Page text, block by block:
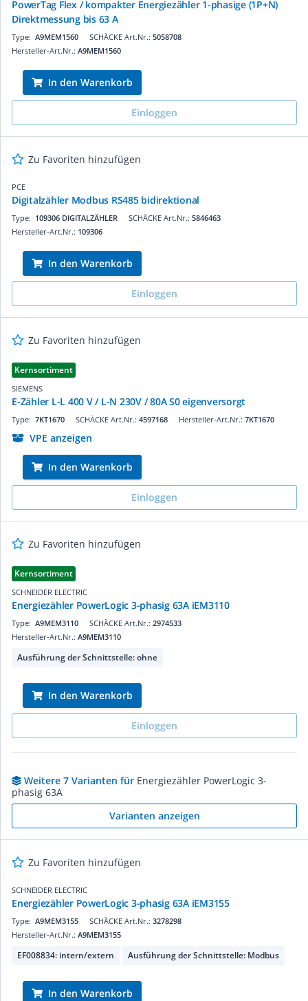
PowerTag Flex / kompakter Energiezähler 1-phasige (1P+N)
Direktmessung bis 63 A
SCHÄCKE Art.Nr.: 5058708
Type: A9MEM1560
Hersteller-Art.Nr.: A9MEM1560
In den Warenkorb
Einloggen
Zu Favoriten hinzufügen
PCE
Digitalzähler Modbus RS485 bidirektional
SCHÄCKE Art.Nr.: 5846463
Type: 109306 DIGITALZÄHLER
Hersteller-Art.Nr.: 109306
In den Warenkorb
Einloggen
Zu Favoriten hinzufügen
Kernsortiment
SIEMENS
E-Zähler L-L 400 V / L-N 230V / 80A S0 eigenversorgt
SCHÄCKE Art.Nr.: 4597168
Type: 7KT1670 Hersteller-Art.Nr.: 7KT1670
VPE anzeigen
In den Warenkorb
Einloggen
Zu Favoriten hinzufügen
Kernsortiment
SCHNEIDER ELECTRIC
Energiezähler PowerLogic 3-phasig 63A iEM3110
SCHÄCKE Art.Nr.: 2974533
Type: A9MEM3110
Hersteller-Art.Nr.: A9MEM3110
Ausführung der Schnittstelle: ohne
In den Warenkorb
Einloggen
Weitere 7 Varianten für Energiezähler PowerLogic 3-
phasig 63A
Varianten anzeigen
Zu Favoriten hinzufügen
SCHNEIDER ELECTRIC
Energiezähler PowerLogic 3-phasig 63A iEM3155
SCHÄCKE Art.Nr.: 3278298
Type: A9MEM3155
Hersteller-Art.Nr.: A9MEM3155
EF008834: intern/extern Ausführung der Schnittstelle: Modbus
In den Warenkorb